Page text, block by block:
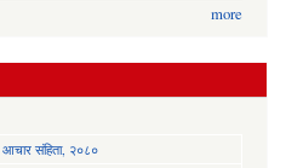
more
आचार संहिता, २०८०